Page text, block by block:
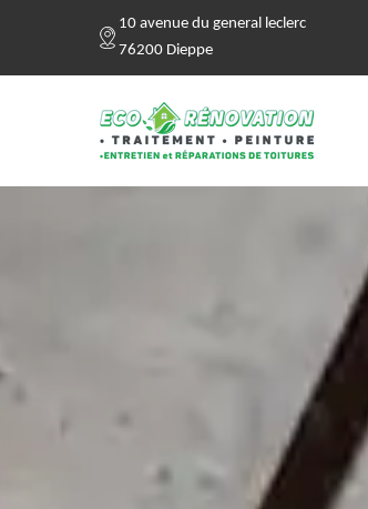
10 avenue du general leclerc
76200 Dieppe